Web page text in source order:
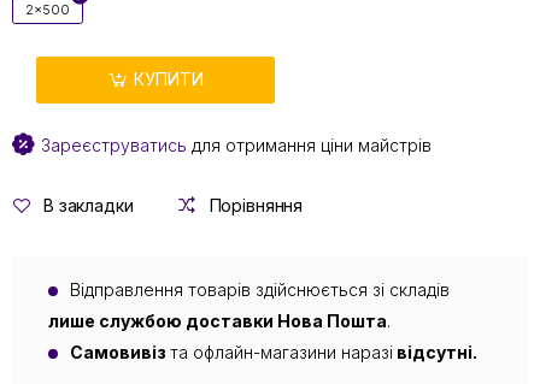
2x500
КУПИТИ
Зареєструватись для отримання ціни майстрів
В закладки Порівняння
Відправлення товарів здійснюється зі складів
лише службою доставки Нова Пошта.
Самовивіз та офлайн-магазини наразі відсутні.